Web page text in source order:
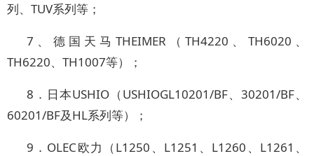
列、TUV系列等；
7、德国天马THEIMER（TH4220、TH6020、
TH6220、TH1007等）；
8．日本USHIO（USHIOGL10201/BF、30201/BF、
60201/BF及HL系列等）；
9．OLEC欧力（L1250、L1251、L1260、L1261、